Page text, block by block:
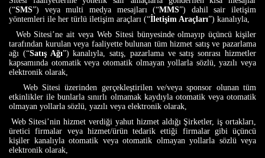
(“SMS”) veya multi medya mesajları (“MMS”) dahil sair iletişim
yöntemleri ile her türlü iletişim araçları (“İletişim Araçları”) kanalıyla,
Web Sitesi’ne ait veya Web Sitesi bünyesinde olmayıp üçüncü kişiler
tarafından kurulan veya faaliyette bulunan tüm hizmet satış ve pazarlama
ağı (“Satış Ağı”) kanalıyla, satış, pazarlama ve satış sonrası hizmetler
kapsamında otomatik veya otomatik olmayan yollarla sözlü, yazılı veya
elektronik olarak,
Web Sitesi üzerinden gerçekleştirilen ve/veya sponsor olunan tüm
etkinlikler ile bunlarla sınırlı olmamak kaydıyla otomatik veya otomatik
olmayan yollarla sözlü, yazılı veya elektronik olarak,
Web Sitesi’nin hizmet verdiği yahut hizmet aldığı Şirketler, iş ortakları,
üretici firmalar veya hizmet/ürün tedarik ettiği firmalar gibi üçüncü
kişiler kanalıyla otomatik veya otomatik olmayan yollarla sözlü veya
elektronik olarak,